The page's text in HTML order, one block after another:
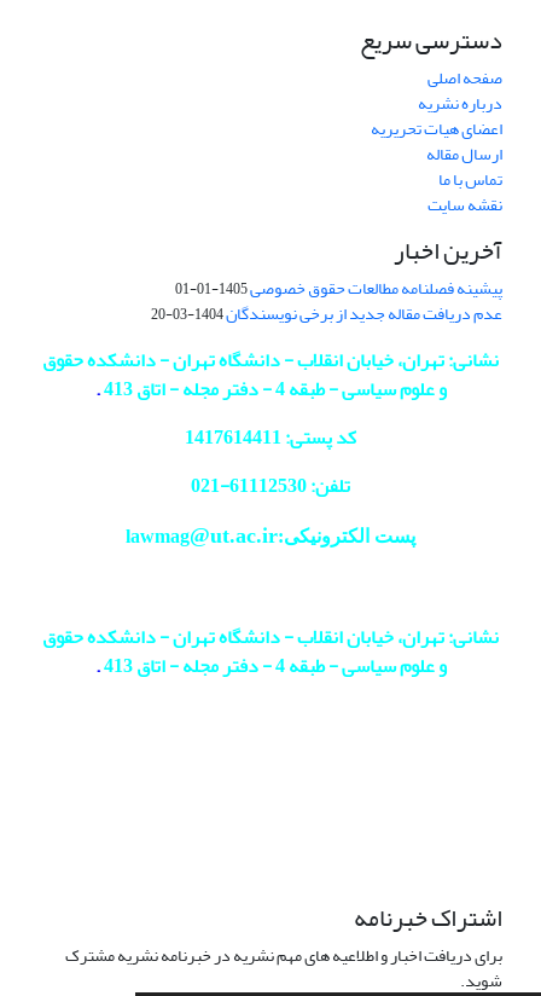
دسترسی سریع
صفحه اصلی
درباره نشریه
اعضای هیات تحریریه
ارسال مقاله
تماس با ما
نقشه سایت
آخرین اخبار
پیشینه فصلنامه مطالعات حقوق خصوصی1405-01-01
عدم دریافت مقاله جدید از برخی نویسندگان1404-03-20
نشانی: تهران، خیابان انقلاب - دانشگاه تهران - دانشکده حقوق
و علوم سیاسی - طبقه 4 - دفتر مجله - اتاق 413
.
کد پستی: 1417614411
تلفن: 61112530-
021
پست الکترونیکی:lawmag@ut.ac.ir
نشانی: تهران، خیابان انقلاب - دانشگاه تهران - دانشکده حقوق
و علوم سیاسی - طبقه 4 - دفتر مجله - اتاق 413
.
اشتراک خبرنامه
برای دریافت اخبار و اطلاعیه های مهم نشریه در خبرنامه نشریه مشترک
شوید.